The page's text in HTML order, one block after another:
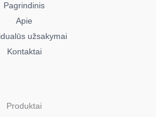
Pagrindinis
Apie
užsakymai
Kontaktai
Produktai